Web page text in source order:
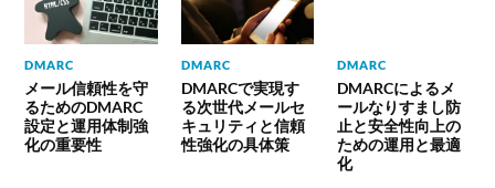
DMARC
メール信頼性を守
るためのDMARC
設定と運用体制強
化の重要性
DMARC
DMARCで実現す
る次世代メールセ
キュリティと信頼
性強化の具体策
DMARC
DMARCによるメ
ールなりすまし防
止と安全性向上の
ための運用と最適
化